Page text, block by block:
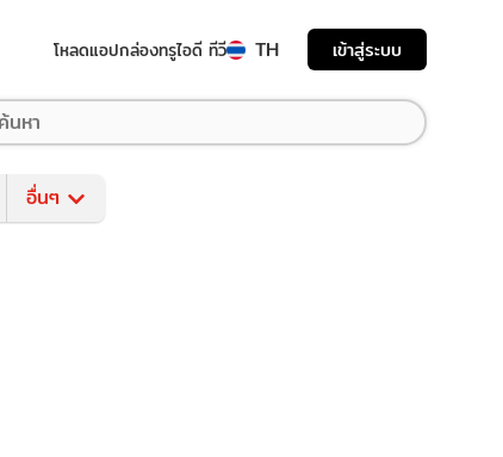
โหลดแอปกล่องทรูไอดี ทีวี TH เข้าสู่ระบบ
อื่นๆ